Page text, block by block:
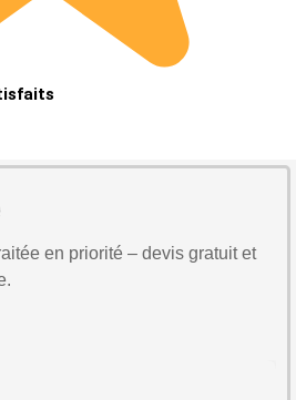
en priorité – devis gratuit et